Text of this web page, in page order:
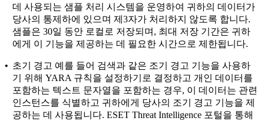
데 사용되는 샘플 처리 시스템을 운영하여 귀하의 데이터가
당사의 통제하에 있으며 제3자가 처리하지 않도록 합니다.
샘플은 30일 동안 로컬로 저장되며, 최대 저장 기간은 귀하
에게 이 기능을 제공하는 데 필요한 시간으로 제한됩니다.
• 초기 경고 예를 들어 검색과 같은 조기 경고 기능을 사용하
기 위해 YARA 규칙을 설정하기로 결정하고 개인 데이터를
포함하는 텍스트 문자열을 포함하는 경우, 이 데이터는 관련
인스턴스를 식별하고 귀하에게 당사의 조기 경고 기능을 제
공하는 데 사용됩니다. ESET Threat Intelligence 포털을 통해